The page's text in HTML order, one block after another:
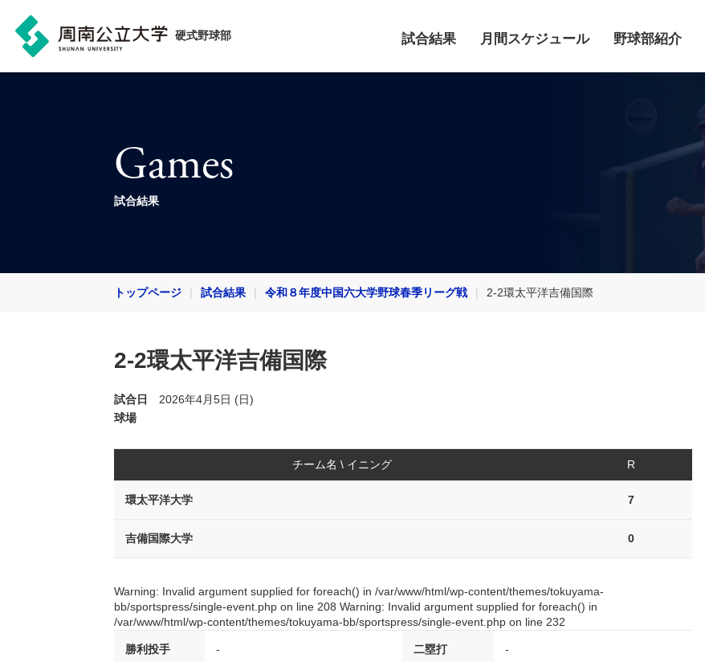
硬式野球部 試合結果 月間スケジュール 野球部紹介
Games
試合結果
トップページ 試合結果 令和８年度中国六大学野球春季リーグ戦 2-2環太平洋吉備国際
2-2環太平洋吉備国際
試合日
2026年4月5日 (日)
球場
チーム名 \ イニング R
環太平洋大学 7
吉備国際大学 0
Warning: Invalid argument supplied for foreach() in /var/www/html/wp-content/themes/tokuyama-
bb/sportspress/single-event.php on line 208 Warning: Invalid argument supplied for foreach() in
/var/www/html/wp-content/themes/tokuyama-bb/sportspress/single-event.php on line 232
勝利投手 - 二塁打 -